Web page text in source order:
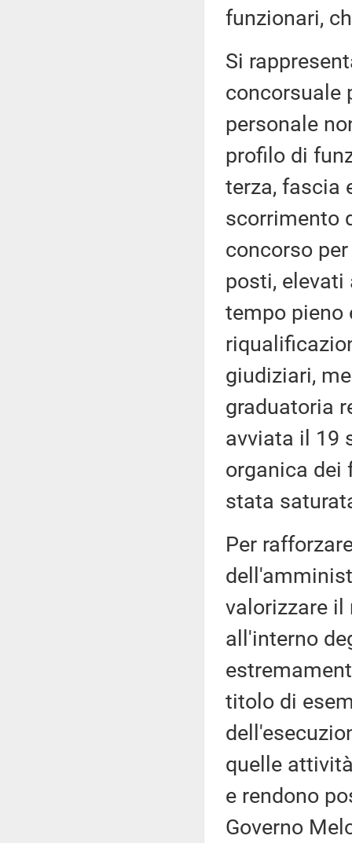
funzionari,
Si
concorsuale
personale
profilo di
terza, fascia
scorrimento
concorso
posti, elevati
tempo pieno
giudiziari,
graduatoria
avviata il 19
organica dei
stata
Per
valorizzare il
all'interno
titolo di
quelle
e rendono
Governo